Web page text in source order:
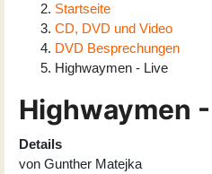
Startseite
CD, DVD und Video
DVD Besprechungen
Highwaymen - Live
Highwaymen
Details
von Gunther Matejka